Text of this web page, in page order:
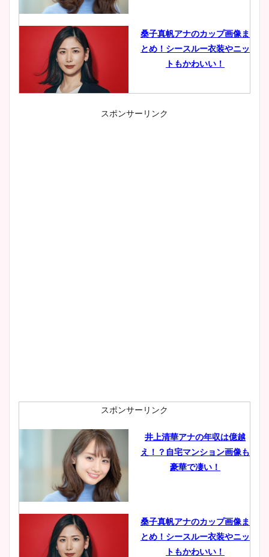
桑子真帆アナのカップ画像ま
とめ！シースルー衣装やニッ
トもかわいい！
小室瑛莉子のカップ画像まと
肉も凄い！
鈴木唯の太ってた時の体重が
ヤバすぎww原因や痩せたダ
豊島実季アナのカップ画像ま
スポンサーリンク
スポンサーリンク
井上清華アナの年収は億越
え！？自宅マンション画像も
豪華で凄い！
桑子真帆アナのカップ画像ま
とめ！シースルー衣装やニッ
トもかわいい！